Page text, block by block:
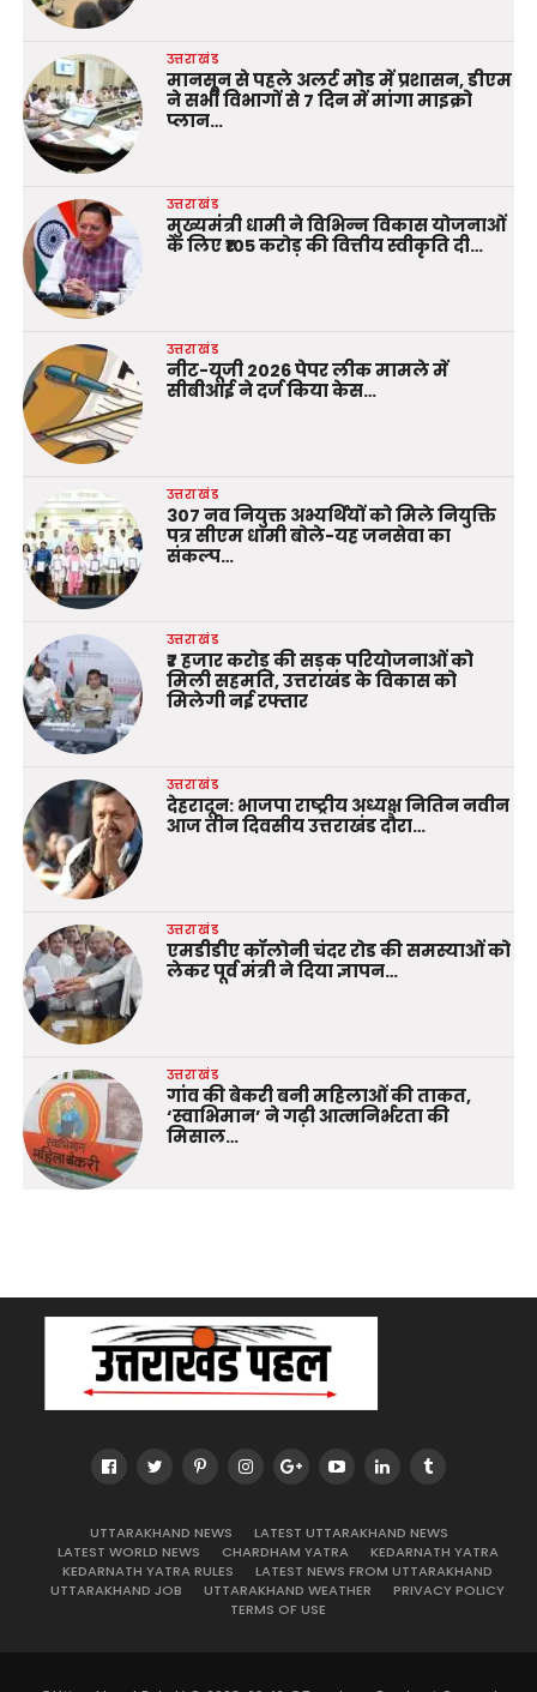
उत्तराखंड
मानसून से पहले अलर्ट मोड में प्रशासन, डीएम
ने सभी विभागों से 7 दिन में मांगा माइक्रो
प्लान…
उत्तराखंड
मुख्यमंत्री धामी ने विभिन्न विकास योजनाओं
के लिए ₹105 करोड़ की वित्तीय स्वीकृति दी…
उत्तराखंड
नीट-यूजी 2026 पेपर लीक मामले में
सीबीआई ने दर्ज किया केस…
उत्तराखंड
307 नव नियुक्त अभ्यर्थियों को मिले नियुक्ति
पत्र सीएम धामी बोले-यह जनसेवा का
संकल्प…
उत्तराखंड
₹7 हजार करोड़ की सड़क परियोजनाओं को
मिली सहमति, उत्तराखंड के विकास को
मिलेगी नई रफ्तार
उत्तराखंड
देहरादून: भाजपा राष्ट्रीय अध्यक्ष नितिन नवीन
आज तीन दिवसीय उत्तराखंड दौरा…
उत्तराखंड
एमडीडीए कॉलोनी चंदर रोड की समस्याओं को
लेकर पूर्व मंत्री ने दिया ज्ञापन…
उत्तराखंड
गांव की बेकरी बनी महिलाओं की ताकत,
‘स्वाभिमान’ ने गढ़ी आत्मनिर्भरता की
मिसाल…
UTTARAKHAND NEWS
LATEST UTTARAKHAND NEWS
LATEST WORLD NEWS
CHARDHAM YATRA
KEDARNATH YATRA
KEDARNATH YATRA RULES
LATEST NEWS FROM UTTARAKHAND
UTTARAKHAND JOB
UTTARAKHAND WEATHER
PRIVACY POLICY
TERMS OF USE